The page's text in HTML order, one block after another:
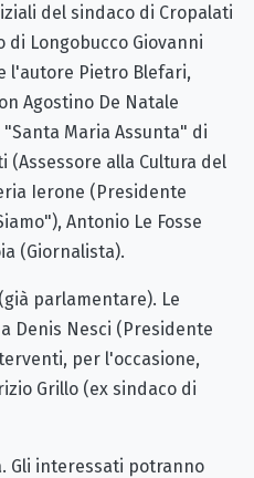
del sindaco di Cropalati
di Longobucco Giovanni
l'autore Pietro Blefari,
Agostino De Natale
Maria Assunta" di
(Assessore alla Cultura del
Ierone (Presidente
Antonio Le Fosse
(Giornalista).
parlamentare). Le
Denis Nesci (Presidente
per l'occasione,
Grillo (ex sindaco di
Gli interessati potranno